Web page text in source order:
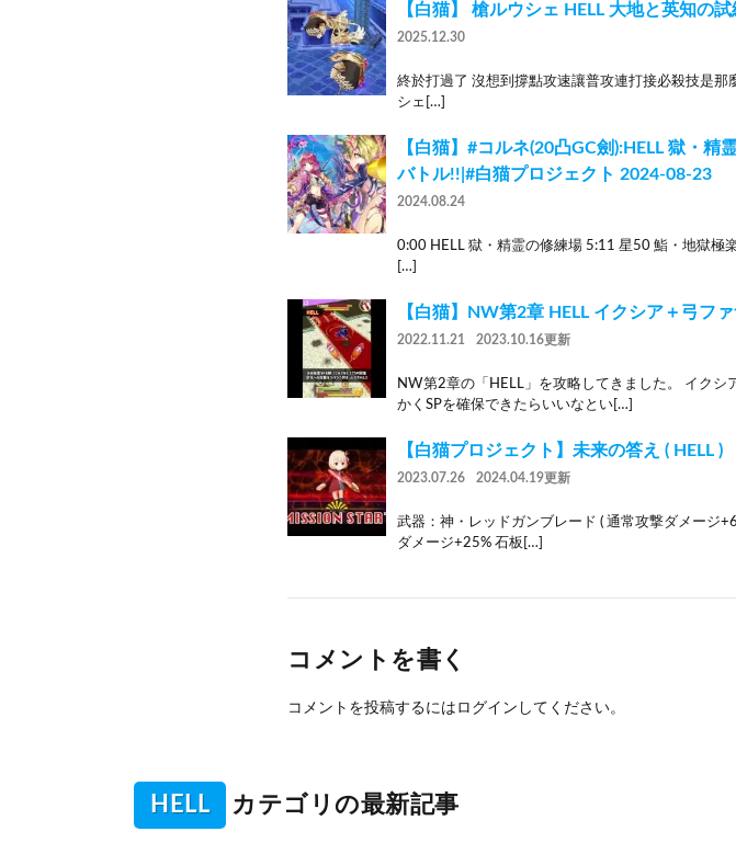
【白猫】 槍ルウシェ HELL 大地と英知の試
2025.12.30
終於打過了 沒想到撐點攻速讓普攻連打接必殺技是
シェ[…]
【白猫】#コルネ(20凸GC劍):HELL 獄・
バトル!!|#白猫プロジェクト 2024-08-23
2024.08.24
0:00 HELL 獄・精霊の修練場 5:11 星50 鮨・地獄極
[…]
【白猫】NW第2章 HELL イクシア＋弓フ
2022.11.21 2023.10.16更新
NW第2章の「HELL」を攻略してきました。 イク
かくSPを確保できたらいいなとい[…]
【白猫プロジェクト】未来の答え ( HELL
2023.07.26 2024.04.19更新
武器：神・レッドガンブレード ( 通常攻撃ダメージ
ダメージ+25% 石板[…]
コメントを書く
コメントを投稿するには ログイン してください。
HELL カテゴリの最新記事